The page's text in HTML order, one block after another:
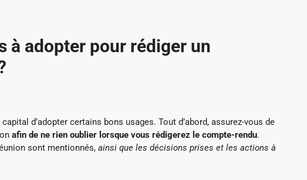
à adopter pour rédiger un
d’adopter certains bons usages. Tout d’abord, assurez-vous de
afin de ne rien oublier lorsque vous rédigerez le compte-rendu.
sont mentionnés, ainsi que les décisions prises et les actions à